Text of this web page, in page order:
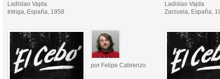
Ladislao Vajda
Intriga, España, 1958
Ladislao Vajda
Zarzuela, España,
por Felipe Cabrerizo